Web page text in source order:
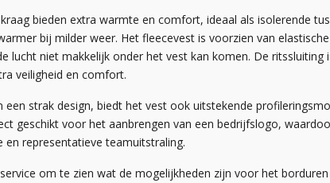
bieden extra warmte en comfort, ideaal als isolerende
bij milder weer. Het fleecevest is voorzien van
lucht niet makkelijk onder het vest kan komen. De ritssluiting
veiligheid en comfort.
strak design, biedt het vest ook uitstekende
geschikt voor het aanbrengen van een bedrijfslogo,
representatieve teamuitstraling.
om te zien wat de mogelijkheden zijn voor het